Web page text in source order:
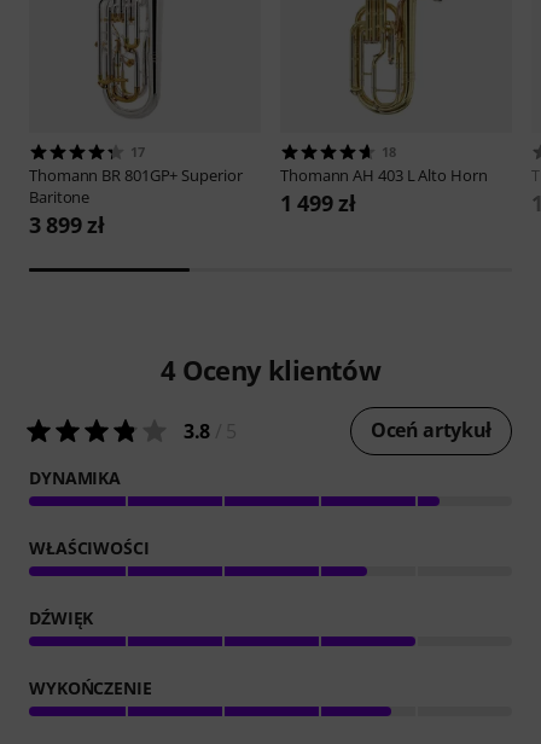
17
Thomann BR 801GP+ Superior
Baritone
3 899 zł
18
ThomannAH 403 L Alto Horn
1 499 zł
4 Oceny klientów
3.8 Oceń artykuł
DYNAMIKA
WŁAŚCIWOŚCI
DŹWIĘK
WYKOŃCZENIE